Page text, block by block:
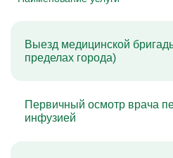
Выезд медицинской
пределах города)
Первичный осмотр врача
инфузией